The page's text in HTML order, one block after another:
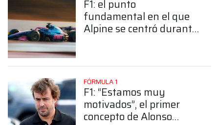
F1: el punto
fundamental en el que
Alpine se centró durante
FÓRMULA 1
F1: “Estamos muy
motivados”, el primer
concepto de Alonso